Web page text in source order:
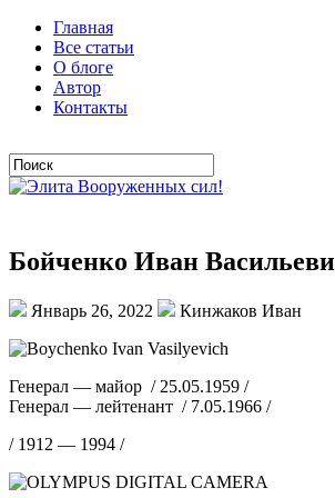
Главная
Все статьи
О блоге
Автор
Контакты
Бойченко Иван
Январь 26, 2022 Кинжаков Иван
Генерал — майор / 25.05.1959 /
Генерал — лейтенант / 7.05.1966 /
/ 1912 — 1994 /